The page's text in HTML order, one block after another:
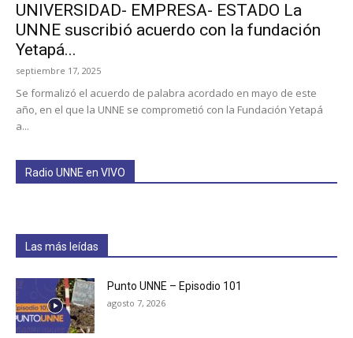
UNIVERSIDAD- EMPRESA- ESTADO La
UNNE suscribió acuerdo con la fundación
Yetapá...
septiembre 17, 2025
Se formalizó el acuerdo de palabra acordado en mayo de este
año, en el que la UNNE se comprometió con la Fundación Yetapá
a...
Radio UNNE en VIVO
Las más leídas
Punto UNNE – Episodio 101
agosto 7, 2026